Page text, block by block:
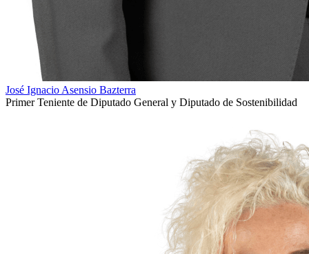
José Ignacio Asensio Bazterra
Primer Teniente de Diputado General y Diputado de Sostenibilidad